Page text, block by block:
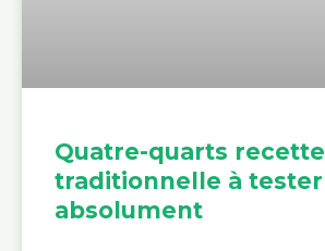
Quatre-quarts recette
traditionnelle à tester
absolument